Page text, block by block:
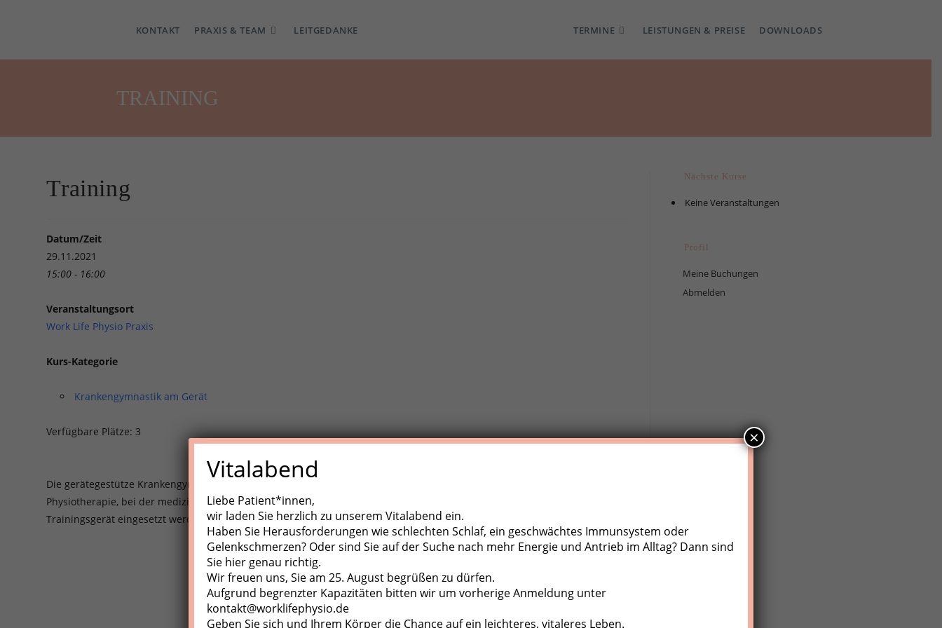
KONTAKT PRAXIS & TEAM LEITGEDANKE TERMINE LEISTUNGEN & PREISE DOWNLOADS
TRAINING
Training
Datum/Zeit
29.11.2021
15:00 - 16:00
Veranstaltungsort
Work Life Physio Praxis
Kurs-Kategorie
Krankengymnastik am Gerät
Verfügbare Plätze: 3
Die gerätegestütze Krankengynmnastik (KGG)/Medizinische Trainigstherapie (MTT) ist eine aktive Behandlungsform der
Physiotherapie, bei der medizinische Trainingsgeräte, Zugapparate, diverse Kleingeräte und der eigene Körper als
Trainingsgerät eingesetzt werden.
Nächste Kurse
Keine Veranstaltungen
Profil
Meine Buchungen
Abmelden
Vitalabend
Liebe Patient*innen,
wir laden Sie herzlich zu unserem Vitalabend ein.
Haben Sie Herausforderungen wie schlechten Schlaf, ein geschwächtes Immunsystem oder
Gelenkschmerzen? Oder sind Sie auf der Suche nach mehr Energie und Antrieb im Alltag? Dann sind
Sie hier genau richtig.
Wir freuen uns, Sie am 25. August begrüßen zu dürfen.
Aufgrund begrenzter Kapazitäten bitten wir um vorherige Anmeldung unter
kontakt@worklifephysio.de
Geben Sie sich und Ihrem Körper die Chance auf ein leichteres, vitaleres Leben.
×